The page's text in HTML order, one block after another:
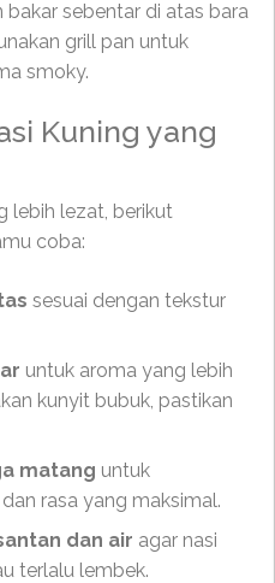
bakar sebentar di atas bara
grill pan untuk
smoky.
Kuning yang
lebih lezat, berikut
coba:
sesuai dengan tekstur
untuk aroma yang lebih
kunyit bubuk, pastikan
matang untuk
rasa yang maksimal.
dan air agar nasi
terlalu lembek.